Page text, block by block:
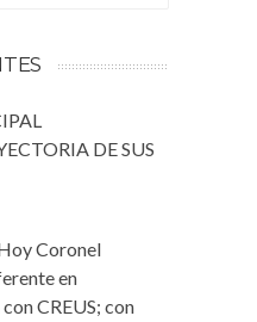
DE SUS
Coronel
en
CREUS; con